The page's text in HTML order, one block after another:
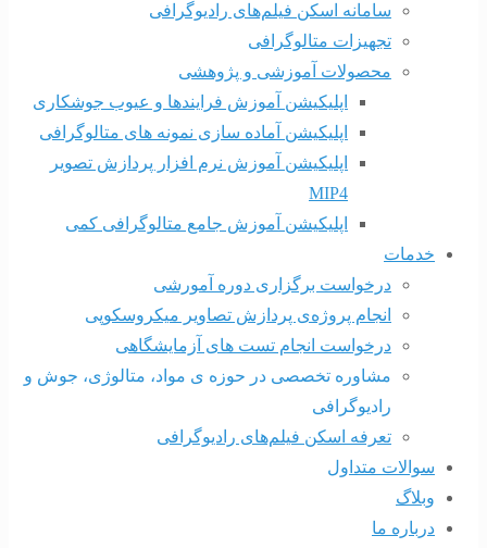
سامانه اسکن فیلم‌های رادیوگرافی
تجهیزات متالوگرافی
محصولات آموزشی و پژوهشی
اپلیکیشن آموزش فرایندها و عیوب جوشکاری
اپلیکیشن آماده سازی نمونه های متالوگرافی
اپلیکیشن آموزش نرم افزار پردازش تصویر
MIP4
اپلیکیشن آموزش جامع متالوگرافی کمی
خدمات
درخواست برگزاری دوره آمورشی
انجام پروژه‌ی پردازش تصاویر میکروسکوپی
درخواست انجام تست های آزمایشگاهی
مشاوره تخصصی در حوزه ی مواد، متالوژی، جوش و
رادیوگرافی
تعرفه اسکن فیلم‌های رادیوگرافی
سوالات متداول
وبلاگ
درباره ما